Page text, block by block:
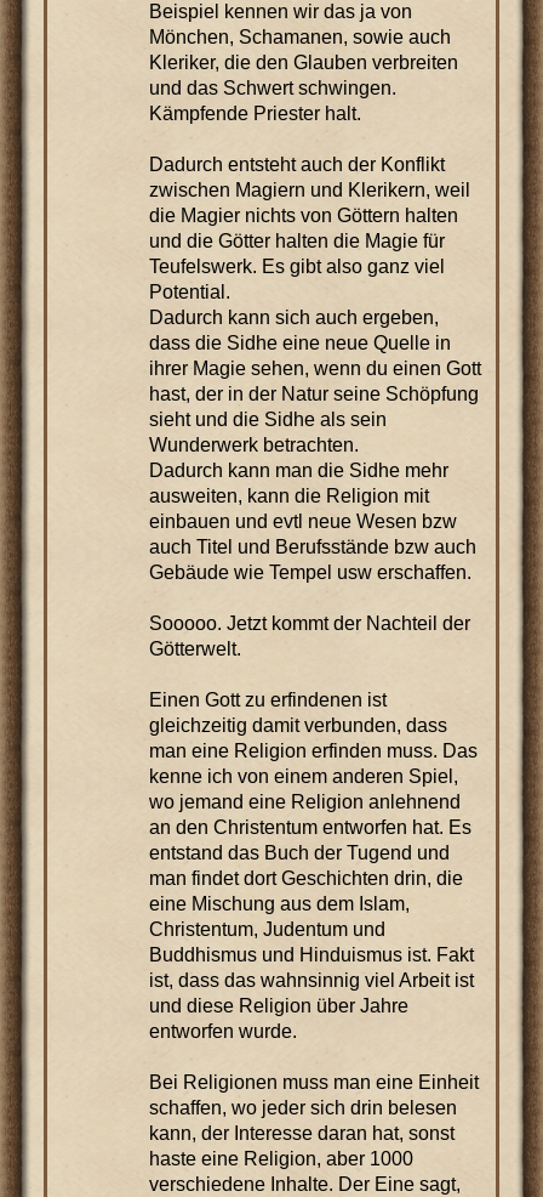
Beispiel kennen wir das ja von
Mönchen, Schamanen, sowie auch
Kleriker, die den Glauben verbreiten
und das Schwert schwingen.
Kämpfende Priester halt.
Dadurch entsteht auch der Konflikt
zwischen Magiern und Klerikern, weil
die Magier nichts von Göttern halten
und die Götter halten die Magie für
Teufelswerk. Es gibt also ganz viel
Potential.
Dadurch kann sich auch ergeben,
dass die Sidhe eine neue Quelle in
ihrer Magie sehen, wenn du einen Gott
hast, der in der Natur seine Schöpfung
sieht und die Sidhe als sein
Wunderwerk betrachten.
Dadurch kann man die Sidhe mehr
ausweiten, kann die Religion mit
einbauen und evtl neue Wesen bzw
auch Titel und Berufsstände bzw auch
Gebäude wie Tempel usw erschaffen.
Sooooo. Jetzt kommt der Nachteil der
Götterwelt.
Einen Gott zu erfindenen ist
gleichzeitig damit verbunden, dass
man eine Religion erfinden muss. Das
kenne ich von einem anderen Spiel,
wo jemand eine Religion anlehnend
an den Christentum entworfen hat. Es
entstand das Buch der Tugend und
man findet dort Geschichten drin, die
eine Mischung aus dem Islam,
Christentum, Judentum und
Buddhismus und Hinduismus ist. Fakt
ist, dass das wahnsinnig viel Arbeit ist
und diese Religion über Jahre
entworfen wurde.
Bei Religionen muss man eine Einheit
schaffen, wo jeder sich drin belesen
kann, der Interesse daran hat, sonst
haste eine Religion, aber 1000
verschiedene Inhalte. Der Eine sagt,